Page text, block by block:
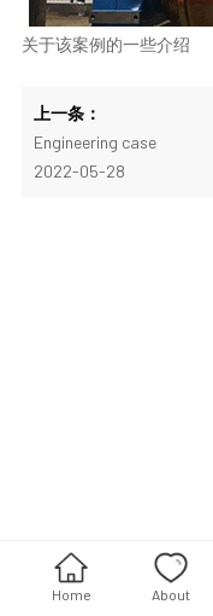
关于该案例的一些介绍
上一条：
Engineering case
2022-05-28
Home About